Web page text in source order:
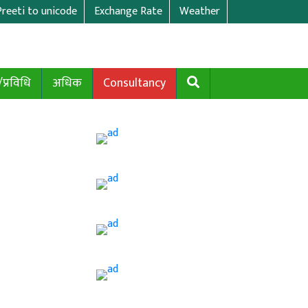
to unicode Exchange Rate Weather
अधिक Consultancy